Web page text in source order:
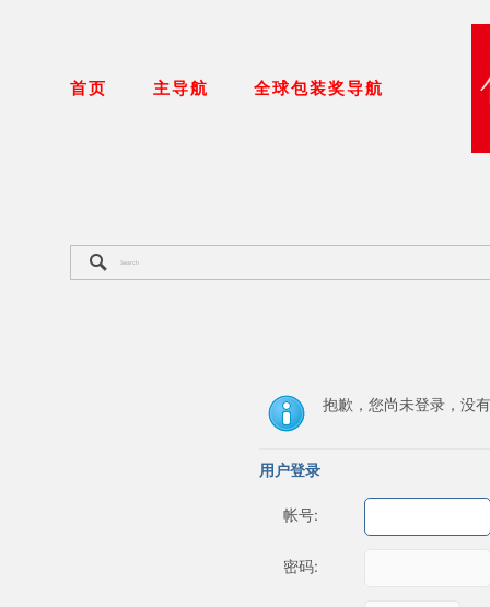
首页 主导航 全球包装奖导航
抱歉，您尚未登录，没
用户登录
帐号:
密码: